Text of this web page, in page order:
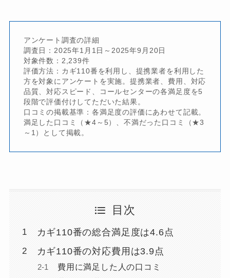
アンケート調査の詳細
調査日：2025年1月1日～2025年9月20日
対象件数：2,239件
評価方法：カギ110番を利用し、提携業者を利用した
方を対象にアンケートを実施。提携業者、費用、対応
品質、対応スピード、コールセンターの各満足度を5
段階で評価付けしてただいた結果。
口コミの掲載基準：各満足度の評価にあわせて記載。
満足した口コミ（★4～5）、不満だった口コミ（★3
～1）として掲載。
目次
カギ110番の総合満足度は4.6点
カギ110番の対応費用は3.9点
費用に満足した人の口コミ